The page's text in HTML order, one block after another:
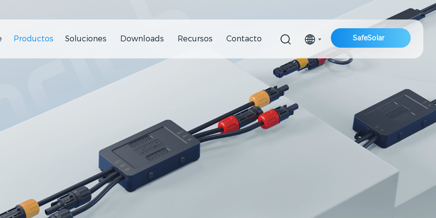
Productos Soluciones Downloads Recursos Contacto SafeSolar